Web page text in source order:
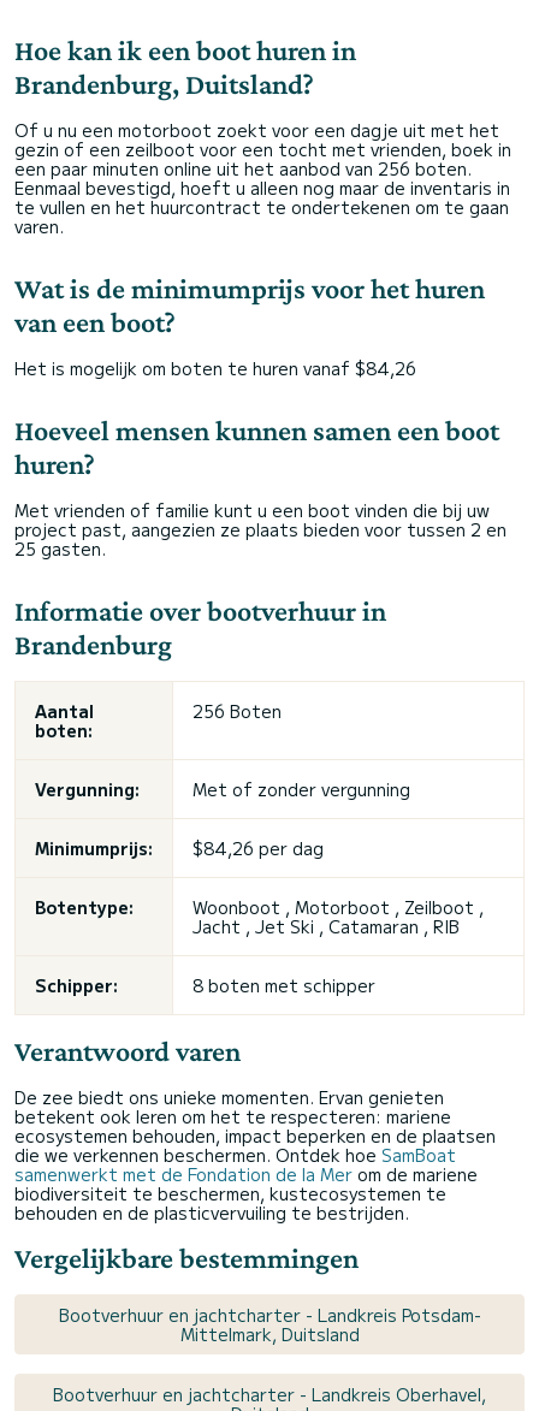
Hoe kan ik een boot huren in
Brandenburg, Duitsland?
Of u nu een motorboot zoekt voor een dagje uit met het
gezin of een zeilboot voor een tocht met vrienden, boek in
een paar minuten online uit het aanbod van 256 boten.
Eenmaal bevestigd, hoeft u alleen nog maar de inventaris in
te vullen en het huurcontract te ondertekenen om te gaan
varen.
Wat is de minimumprijs voor het huren
van een boot?
Het is mogelijk om boten te huren vanaf $84,26
Hoeveel mensen kunnen samen een boot
huren?
Met vrienden of familie kunt u een boot vinden die bij uw
project past, aangezien ze plaats bieden voor tussen 2 en
25 gasten.
Informatie over bootverhuur in
Brandenburg
Aantal
boten:
256 Boten
Vergunning: Met of zonder vergunning
Minimumprijs: $84,26 per dag
Botentype:
Woonboot , Motorboot , Zeilboot ,
Jacht , Jet Ski , Catamaran , RIB
Schipper: 8 boten met schipper
Verantwoord varen
De zee biedt ons unieke momenten. Ervan genieten
betekent ook leren om het te respecteren: mariene
ecosystemen behouden, impact beperken en de plaatsen
die we verkennen beschermen. Ontdek hoe SamBoat
samenwerkt met de Fondation de la Mer om de mariene
biodiversiteit te beschermen, kustecosystemen te
behouden en de plasticvervuiling te bestrijden.
Vergelijkbare bestemmingen
Bootverhuur en jachtcharter - Landkreis Potsdam-
Mittelmark, Duitsland
Bootverhuur en jachtcharter - Landkreis Oberhavel,